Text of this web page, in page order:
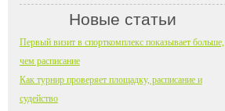
Новые статьи
Первый визит в спорткомплекс показывает больше,
чем расписание
Как турнир проверяет площадку, расписание и
судейство